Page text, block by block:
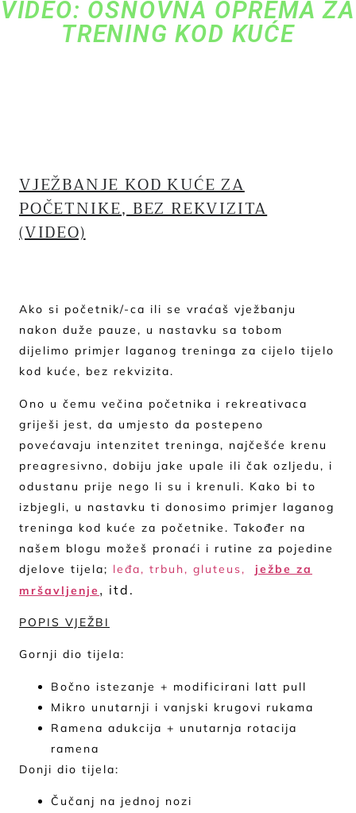
VIDEO: OSNOVNA OPREMA ZA
TRENING KOD KUĆE
VJEŽBANJE KOD KUĆE ZA
POČETNIKE, BEZ REKVIZITA
(VIDEO)
Ako si početnik/-ca ili se vraćaš vježbanju
nakon duže pauze, u nastavku sa tobom
dijelimo primjer laganog treninga za cijelo tijelo
kod kuće, bez rekvizita.
Ono u čemu večina početnika i rekreativaca
griješi jest, da umjesto da postepeno
povećavaju intenzitet treninga, najčešće krenu
preagresivno, dobiju jake upale ili čak ozljedu, i
odustanu prije nego li su i krenuli. Kako bi to
izbjegli, u nastavku ti donosimo primjer laganog
treninga kod kuće za početnike. Također na
našem blogu možeš pronaći i rutine za pojedine
djelove tijela; leđa, trbuh, gluteus,
ježbe za
mršavljenje , itd.
POPIS VJEŽBI
Gornji dio tijela:
Bočno istezanje + modificirani latt pull
Mikro unutarnji i vanjski krugovi rukama
Ramena adukcija + unutarnja rotacija
ramena
Donji dio tijela:
Čučanj na jednoj nozi